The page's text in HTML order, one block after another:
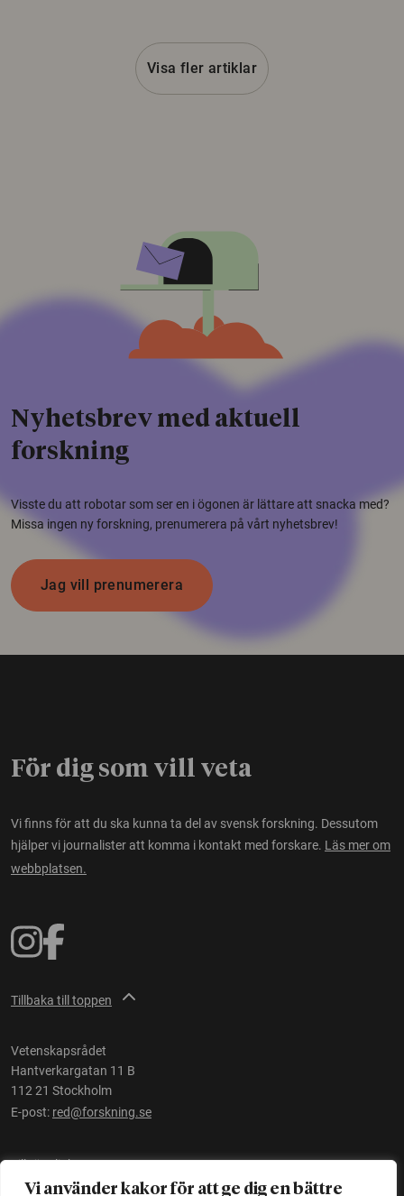
Vi använder kakor för att ge dig en bättre
Visa fler artiklar
Nyhetsbrev med aktuell
forskning
Visste du att robotar som ser en i ögonen är lättare att snacka med?
Missa ingen ny forskning, prenumerera på vårt nyhetsbrev!
Jag vill prenumerera
För dig som vill veta
Vi finns för att du ska kunna ta del av svensk forskning. Dessutom
hjälper vi journalister att komma i kontakt med forskare. Läs mer om
webbplatsen.
Tillbaka till toppen
Vetenskapsrådet
Hantverkargatan 11 B
112 21 Stockholm
E-post: red@forskning.se
Tillgänglighet